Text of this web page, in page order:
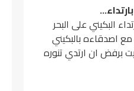
على البحر
بالبكيني
ان ارتدي تنوره